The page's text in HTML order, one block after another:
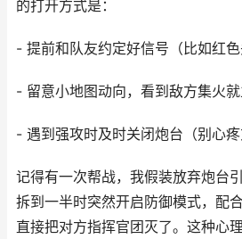
的打开方式是：
- 提前和队友约定好信号（比如红色
- 留意小地图动向，看到敌方集火
- 遇到强攻时及时关闭炮台（别心疼
记得有一次帮战，我假装放弃炮台
拆到一半时突然开启防御模式，配
直接把对方指挥官团灭了。这种心